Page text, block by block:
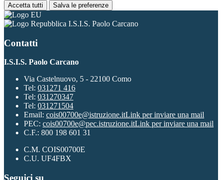
Accetta tutti Salva le preferenze
I.S.I.S. Paolo Carcano
Contatti
I.S.I.S. Paolo Carcano
Via Castelnuovo, 5 - 22100 Como
Tel: 031271 416
Tel: 031270347
Tel: 031271504
Email: cois00700e@istruzione.itLink per inviare una mail
PEC: cois00700e@pec.istruzione.itLink per inviare una mail
C.F.: 800 198 601 31
C.M. COIS00700E
C.U. UF4FBX
Seguici su